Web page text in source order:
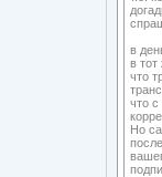
в
в тот
что
что с
Но